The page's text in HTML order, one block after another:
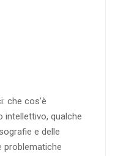
che cos’è
intellettivo, qualche
e delle
problematiche